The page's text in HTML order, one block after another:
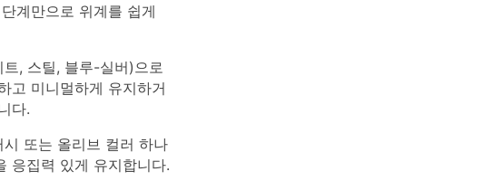
계만으로 위계를 쉽게
, 스틸, 블루-실버)으로
고 미니멀하게 유지하거
다.
또는 올리브 컬러 하나
응집력 있게 유지합니다.